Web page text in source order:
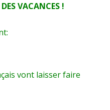
VACANCES !
vont laisser faire